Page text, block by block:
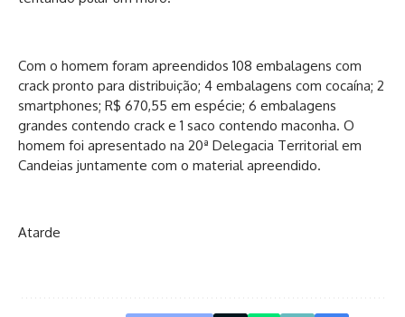
Com o homem foram apreendidos 108 embalagens com
crack pronto para distribuição; 4 embalagens com cocaína; 2
smartphones; R$ 670,55 em espécie; 6 embalagens
grandes contendo crack e 1 saco contendo maconha. O
homem foi apresentado na 20ª Delegacia Territorial em
Candeias juntamente com o material apreendido.
Atarde